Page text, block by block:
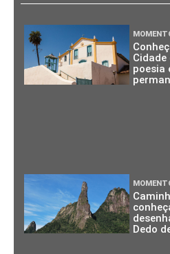
poesia
Dedo